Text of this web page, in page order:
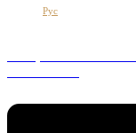
Рус